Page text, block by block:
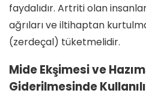
faydalıdır. Artriti olan
ağrıları ve iltihaptan
(zerdeçal) tüketmelidir.
Mide Ekşimesi ve
Giderilmesinde